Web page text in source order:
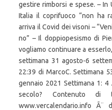
gestire rimborsi e spese. – In
Italia il coprifuoco “non ha
arriva il Covid dei visoni –
no” – Il doppiopesismo di
vogliamo continuare a
settimana 31 agosto-6
22:39 di MarcoC. Settimana
gennaio 2021 Settimana 1:
secolo? Contenuto
www.vercalendario.info Ã¨